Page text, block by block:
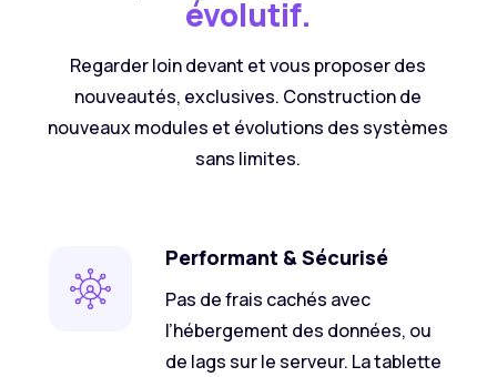
évolutif.
Regarder loin devant et vous proposer des
nouveautés, exclusives. Construction de
nouveaux modules et évolutions des systèmes
sans limites.
Performant & Sécurisé
Pas de frais cachés avec
l’hébergement des données, ou
de lags sur le serveur. La tablette